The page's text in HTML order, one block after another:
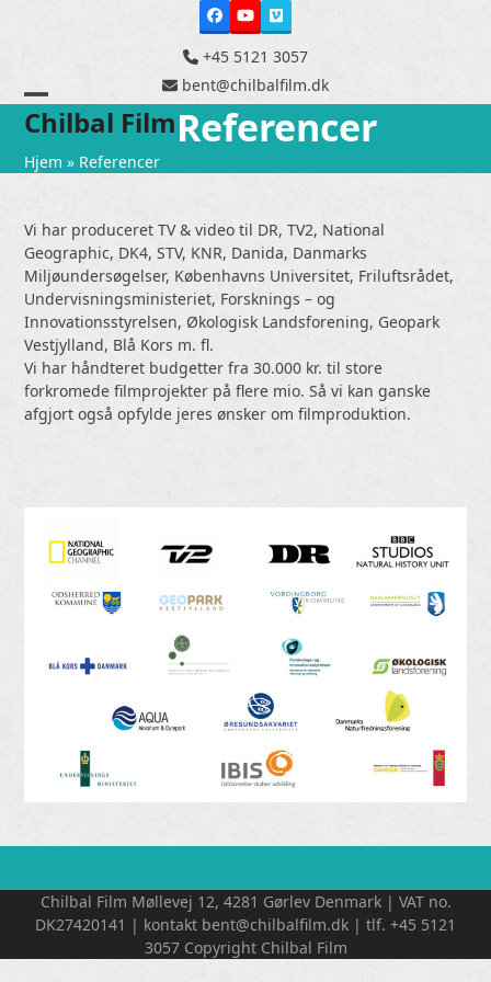
Facebook
YouTube
Vimeo
+45 5121 3057
bent@chilbalfilm.dk
Chilbal Film
Open
mobile
Close
mobile
Referencer
Hjem » Referencer
Vi har produceret TV & video til DR, TV2, National
Geographic, DK4, STV, KNR, Danida, Danmarks
Miljøundersøgelser, Københavns Universitet, Friluftsrådet,
Undervisningsministeriet, Forsknings – og
Innovationsstyrelsen, Økologisk Landsforening, Geopark
Vestjylland, Blå Kors m. fl.
Vi har håndteret budgetter fra 30.000 kr. til store
forkromede filmprojekter på flere mio. Så vi kan ganske
afgjort også opfylde jeres ønsker om filmproduktion.
Chilbal Film Møllevej 12, 4281 Gørlev Denmark | VAT no.
DK27420141 | kontakt bent@chilbalfilm.dk | tlf. +45 5121
3057 Copyright Chilbal Film